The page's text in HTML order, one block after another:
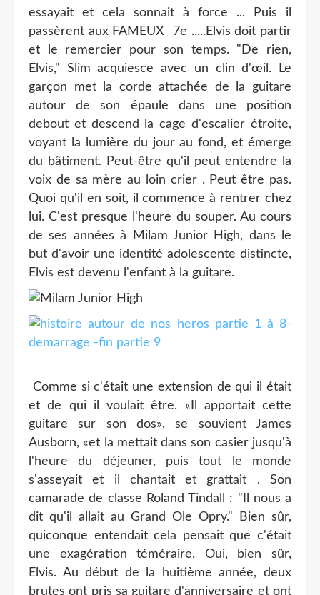
essayait et cela sonnait à force ... Puis il
passèrent aux FAMEUX 7e .....Elvis doit partir
et le remercier pour son temps. "De rien,
Elvis," Slim acquiesce avec un clin d'œil. Le
garçon met la corde attachée de la guitare
autour de son épaule dans une position
debout et descend la cage d'escalier étroite,
voyant la lumière du jour au fond, et émerge
du bâtiment. Peut-être qu'il peut entendre la
voix de sa mère au loin crier . Peut être pas.
Quoi qu'il en soit, il commence à rentrer chez
lui. C'est presque l'heure du souper. Au cours
de ses années à Milam Junior High, dans le
but d'avoir une identité adolescente distincte,
Elvis est devenu l'enfant à la guitare.
Comme si c'était une extension de qui il était
et de qui il voulait être. «Il apportait cette
guitare sur son dos», se souvient James
Ausborn, «et la mettait dans son casier jusqu'à
l'heure du déjeuner, puis tout le monde
s'asseyait et il chantait et grattait . Son
camarade de classe Roland Tindall : "Il nous a
dit qu'il allait au Grand Ole Opry." Bien sûr,
quiconque entendait cela pensait que c'était
une exagération téméraire. Oui, bien sûr,
Elvis. Au début de la huitième année, deux
brutes ont pris sa guitare d'anniversaire et ont